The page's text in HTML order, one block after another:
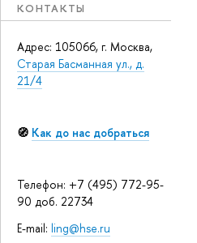
КОНТАКТЫ
Адрес: 105066, г. Москва,
Старая Басманная ул., д.
21/4
🧭 Как до нас добраться
Телефон: +7 (495) 772-95-
90 доб. 22734
E-mail: ling@hse.ru